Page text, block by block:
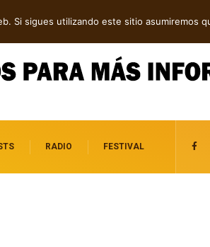
RADIO FESTIVAL
Si sigues utilizando este sitio asumiremos